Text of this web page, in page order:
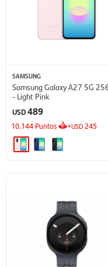
SAMSUNG
Samsung Galaxy A27 5G
- Light Pink
USD489
10.144 Puntos +USD 245